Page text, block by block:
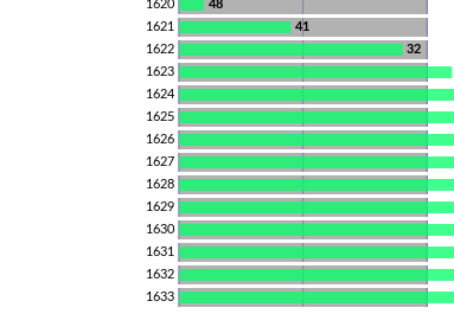
48
1620
41
1621
32
1622
1623
1624
1625
1626
1627
1628
1629
1630
1631
1632
1633